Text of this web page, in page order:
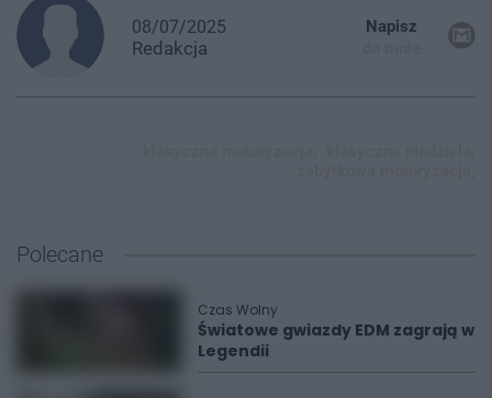
08/07/2025
Redakcja
Napisz
Polecane
Czas Wolny
Światowe gwiazdy EDM zagrają w
Legendii